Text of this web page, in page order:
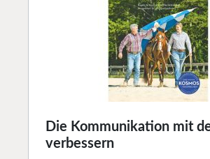
Die Kommunikation mit
verbessern